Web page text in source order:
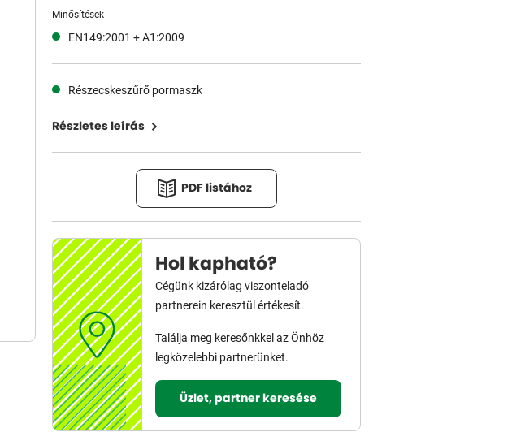
Minősítések
EN149:2001 + A1:2009
Részecskeszűrő pormaszk
Részletes leírás
PDF listához
Hol kapható?
Cégünk kizárólag viszonteladó
partnerein keresztül értékesít.
Találja meg keresőnkkel az Önhöz
legközelebbi partnerünket.
Üzlet, partner keresése